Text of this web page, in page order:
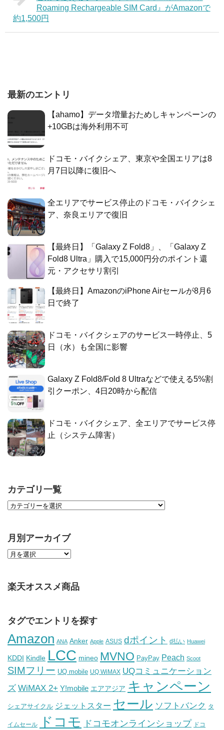
Roaming Rechargeable SIM Card』がAmazonで
約1,500円
最新のエントリ
【ahamo】データ増量おためしキャンペーンの
+10GBは海外利用不可
ドコモ・バイクシェア、東京や全国エリアは8
月7日以降に復旧へ
全エリアでサービス停止のドコモ・バイクシェ
ア、奈良エリアで復旧
【最終日】「Galaxy Z Fold8」、「Galaxy Z
Fold8 Ultra」購入で15,000円分のポイント還
元・アクセサリ割引
【最終日】AmazonのiPhone Airセールが8月6
日で終了
ドコモ・バイクシェアのサービス一時停止、5
日（水）も全国に影響
Galaxy Z Fold8/Fold 8 Ultraなどで使える5%割
引クーポン、4日20時から配信
ドコモ・バイクシェア、全エリアでサービス停
止（システム障害）
カテゴリ一覧
月別アーカイブ
楽天オススメ商品
タグでエントリを探す
Amazon ANA Anker Apple ASUS dポイント d払い Huawei
KDDI Kindle LCC mineo MVNO PayPay Peach Scoot
SIMフリー UQ mobile UQ WiMAX UQコミュニケーション
ズ WiMAX 2+ Y!mobile エアアジア キャンペーン
シェアサイクル ジェットスター セール ソフトバンク タ
イムセール ドコモ ドコモオンラインショップ ドコ